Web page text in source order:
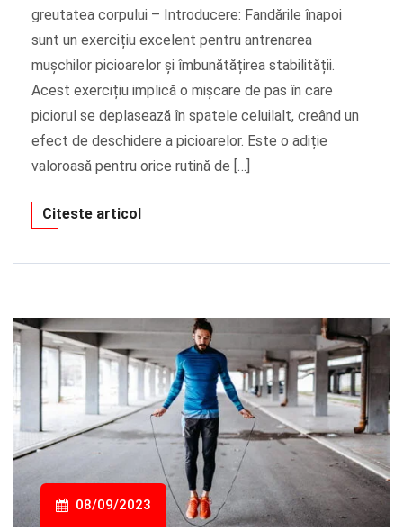
greutatea corpului – Introducere: Fandările înapoi
sunt un exercițiu excelent pentru antrenarea
mușchilor picioarelor și îmbunătățirea stabilității.
Acest exercițiu implică o mișcare de pas în care
piciorul se deplasează în spatele celuilalt, creând un
efect de deschidere a picioarelor. Este o adiție
valoroasă pentru orice rutină de […]
Citeste articol
08/09/2023